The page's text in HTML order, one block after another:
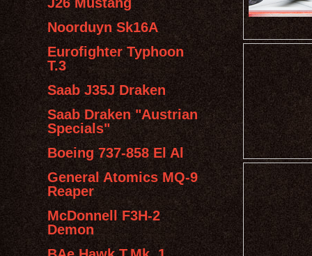
Noorduyn Sk16A
Eurofighter Typhoon
T.3
Saab J35J Draken
Saab Draken "Austrian
Specials"
Boeing 737-858 El Al
General Atomics MQ-9
Reaper
McDonnell F3H-2
Demon